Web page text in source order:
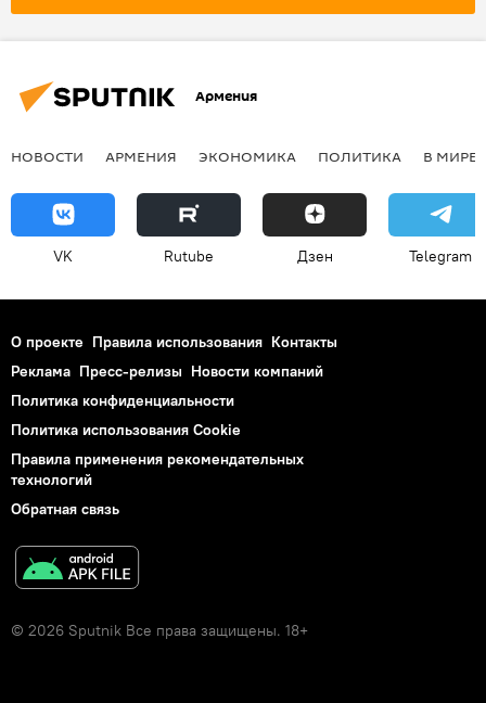
Армения
НОВОСТИ АРМЕНИЯ ЭКОНОМИКА ПОЛИТИКА В МИРЕ
VK Rutube Дзен Telegram
О проекте Правила использования Контакты
Реклама Пресс-релизы Новости компаний
Политика конфиденциальности
Политика использования Cookie
Правила применения рекомендательных
технологий
Обратная связь
© 2026 Sputnik Все права защищены. 18+